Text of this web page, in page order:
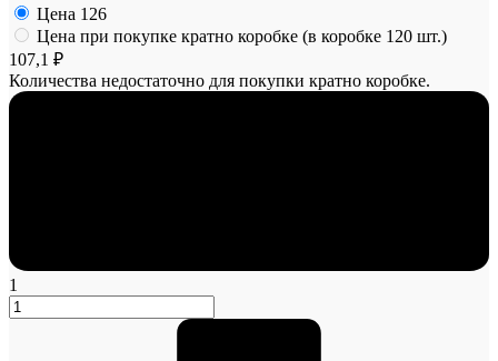
Цена 126
Цена при покупке кратно коробке (в коробке 120 шт.)
107,1 ₽
Количества недостаточно для покупки кратно коробке.
1